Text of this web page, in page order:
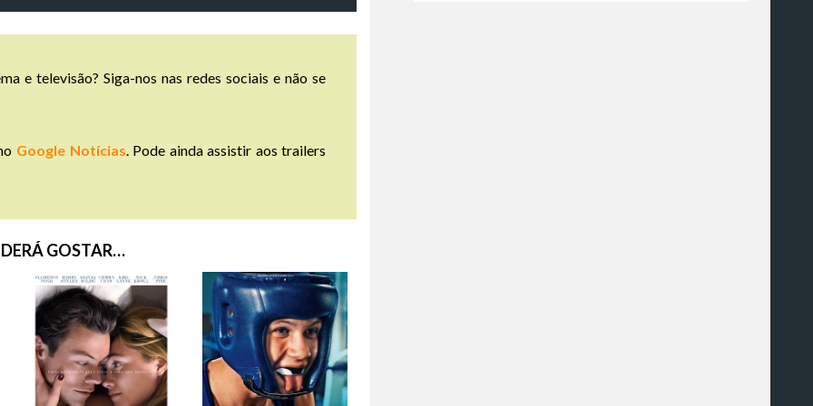
e televisão? Siga-nos nas redes sociais e não se
Google Notícias. Pode ainda assistir aos trailers
GOSTAR…